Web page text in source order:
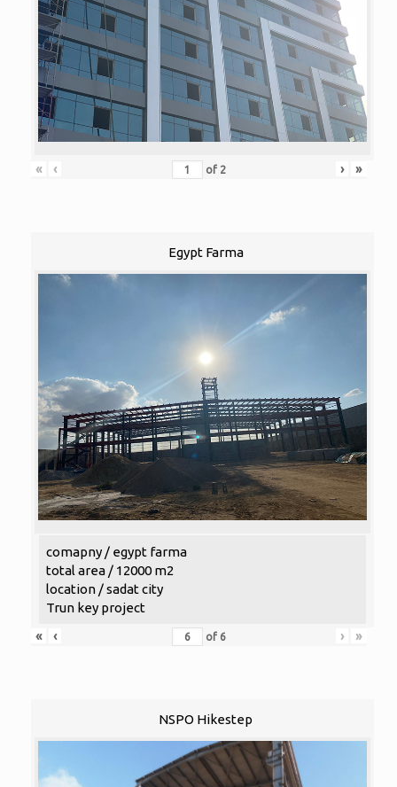
« ‹ of 2 › »
Egypt Farma
comapny / egypt farma
total area / 12000 m2
location / sadat city
Trun key project
«
‹ of 6 › »
NSPO Hikestep